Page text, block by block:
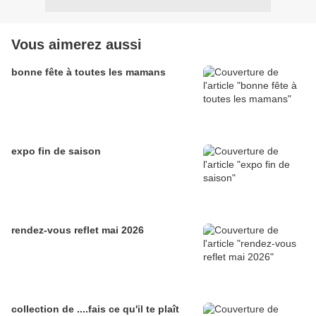
Vous aimerez aussi
bonne fête à toutes les mamans
expo fin de saison
rendez-vous reflet mai 2026
collection de ....fais ce qu'il te plaît